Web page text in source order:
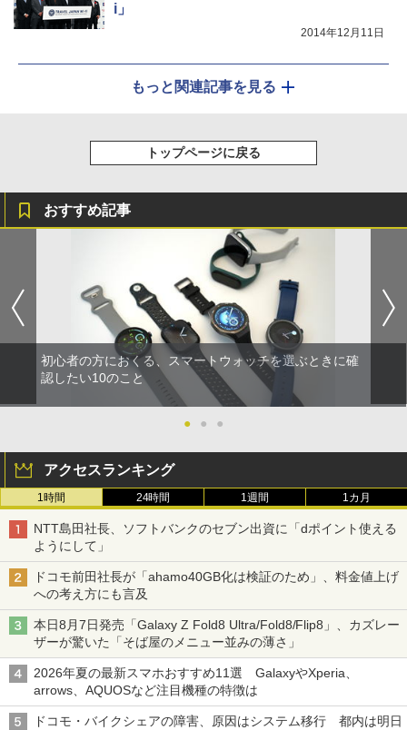
i」
2014年12月11日
もっと関連記事を見る
トップページに戻る
おすすめ記事
初心者の方におくる、スマートウォッチを選ぶときに確
認したい10のこと
● ● ●
アクセスランキング
1時間 24時間 1週間 1カ月
NTT島田社長、ソフトバンクのセブン出資に「dポイント使える
ようにして」
ドコモ前田社長が「ahamo40GB化は検証のため」、料金値上げ
への考え方にも言及
本日8月7日発売「Galaxy Z Fold8 Ultra/Fold8/Flip8」、カズレー
ザーが驚いた「そば屋のメニュー並みの薄さ」
2026年夏の最新スマホおすすめ11選 GalaxyやXperia、
arrows、AQUOSなど注目機種の特徴は
ドコモ・バイクシェアの障害、原因はシステム移行 都内は明日